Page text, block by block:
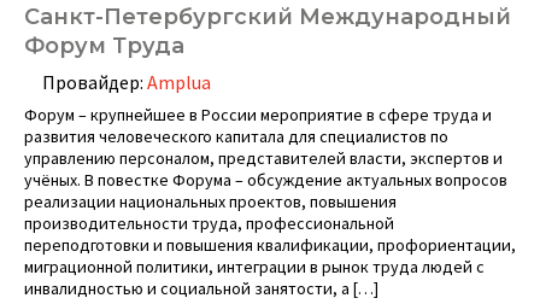
Санкт-Петербургский Международный
Форум Труда
Провайдер: Amplua
Форум – крупнейшее в России мероприятие в сфере труда и
развития человеческого капитала для специалистов по
управлению персоналом, представителей власти, экспертов и
учёных. В повестке Форума – обсуждение актуальных вопросов
реализации национальных проектов, повышения
производительности труда, профессиональной
переподготовки и повышения квалификации, профориентации,
миграционной политики, интеграции в рынок труда людей с
инвалидностью и социальной занятости, а […]